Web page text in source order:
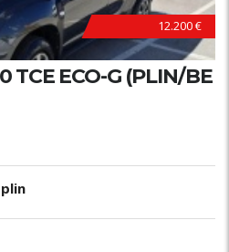
12.200 €
TCE ECO-G (PLIN/BE